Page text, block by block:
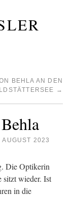
BEHLA AN DEN
→
AUGUST 2023
Die Optikerin
sitzt wieder. Ist
in die